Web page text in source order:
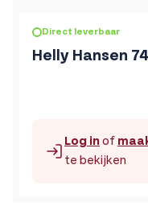
Direct leverbaar
Helly Hansen
De prijs is
Log inof
te bekijken